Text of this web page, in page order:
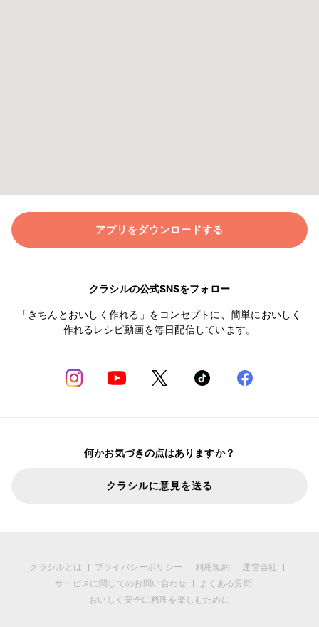
アプリをダウンロードする
クラシルの公式SNSをフォロー
「きちんとおいしく作れる」をコンセプトに、簡単においしく
作れるレシピ動画を毎日配信しています。
何かお気づきの点はありますか？
クラシルに意見を送る
クラシルとは プライバシーポリシー 利用規約
運営会社
サービスに関してのお問い合わせ
よくある質問
おいしく安全に料理を楽しむために